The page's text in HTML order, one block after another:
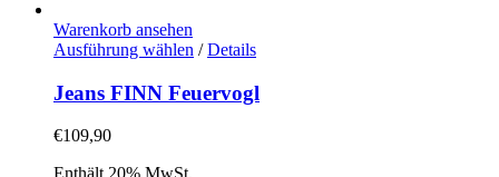
der
Produktseite
werden
Warenkorb ansehen
Ausführung wählen Dieses
weist
mehrere
/ Details
Jeans FINN Feuervogl
€109,90